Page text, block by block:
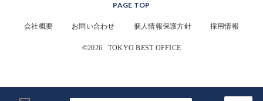
PAGE TOP
会社概要 お問い合わせ 個人情報保護方針 採用情報
©2026 TOKYO BEST OFFICE